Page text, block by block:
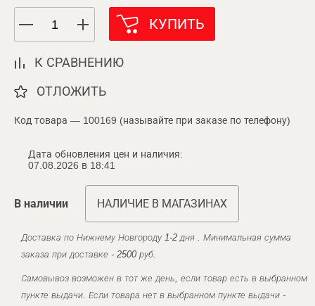
КУПИТЬ
К СРАВНЕНИЮ
ОТЛОЖИТЬ
Код товара — 100169 (называйте при заказе по телефону)
Дата обновления цен и наличия:
07.08.2026 в 18:41
В наличии НАЛИЧИЕ В МАГАЗИНАХ
Доставка по Нижнему Новгороду 1-2 дня . Минимальная сумма
заказа при доставке - 2500 руб.
Самовывоз возможен в тот же день, если товар есть в выбранном
пункте выдачи. Если товара нет в выбранном пункте выдачи -